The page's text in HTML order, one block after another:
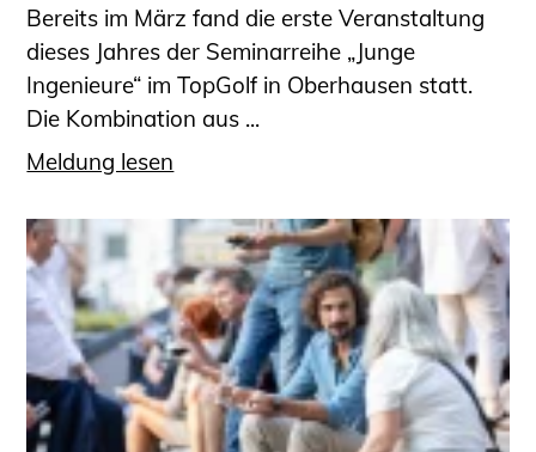
Bereits im März fand die erste Veranstaltung
dieses Jahres der Seminarreihe „Junge
Ingenieure“ im TopGolf in Oberhausen statt.
Die Kombination aus ...
Meldung lesen